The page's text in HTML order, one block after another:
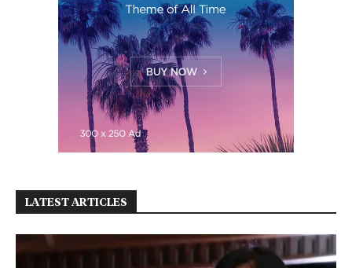
LATEST ARTICLES